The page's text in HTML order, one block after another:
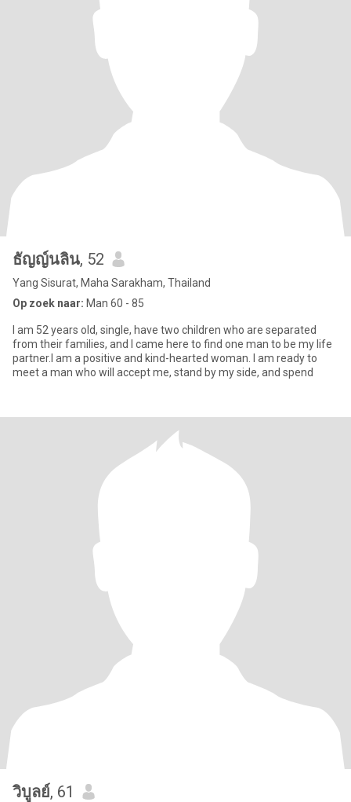
ธัญญ์นลิน, 52
Yang Sisurat, Maha Sarakham, Thailand
Op zoek naar: Man 60 - 85
I am 52 years old, single, have two children who are separated
from their families, and I came here to find one man to be my life
partner.I am a positive and kind-hearted woman. I am ready to
meet a man who will accept me, stand by my side, and spend
วิบูลย์, 61